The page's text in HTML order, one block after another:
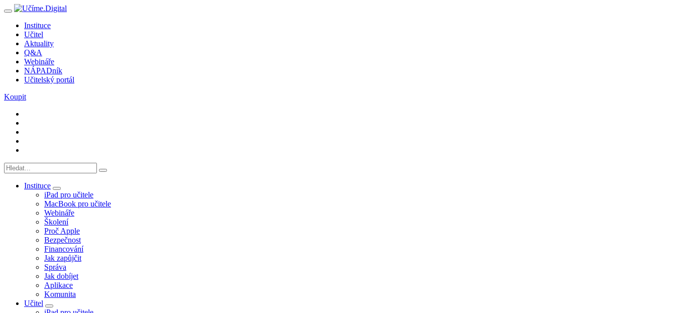
Instituce
Učitel
Aktuality
Q&A
Webináře
NÁPADník
Učitelský portál
Koupit
Instituce
iPad pro učitele
MacBook pro učitele
Webináře
Školení
Proč Apple
Bezpečnost
Financování
Jak zapůjčit
Správa
Jak dobíjet
Aplikace
Komunita
Učitel